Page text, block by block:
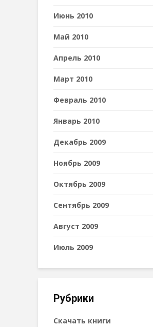
Июнь 2010
Май 2010
Апрель 2010
Март 2010
Февраль 2010
Январь 2010
Декабрь 2009
Ноябрь 2009
Октябрь 2009
Сентябрь 2009
Август 2009
Июль 2009
Рубрики
Cкачать книги